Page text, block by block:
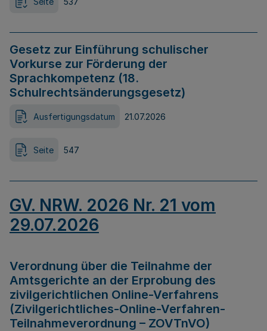
Gesetz zur Einführung schulischer
Vorkurse zur Förderung der
Sprachkompetenz (18.
Schulrechtsänderungsgesetz)
Ausfertigungsdatum 21.07.2026
Seite 547
GV. NRW. 2026 Nr. 21 vom
29.07.2026
Verordnung über die Teilnahme der
Amtsgerichte an der Erprobung des
zivilgerichtlichen Online-Verfahrens
(Zivilgerichtliches-Online-Verfahren-
Teilnahmeverordnung – ZOVTnVO)